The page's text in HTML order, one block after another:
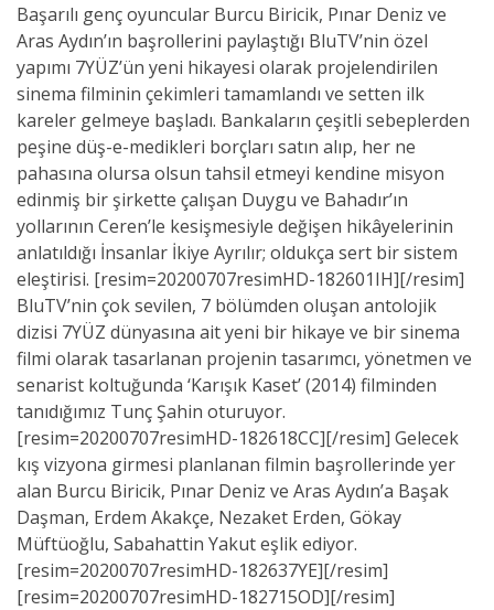
Başarılı genç oyuncular Burcu Biricik, Pınar Deniz ve
Aras Aydın’ın başrollerini paylaştığı BluTV’nin özel
yapımı 7YÜZ’ün yeni hikayesi olarak projelendirilen
sinema filminin çekimleri tamamlandı ve setten ilk
kareler gelmeye başladı. Bankaların çeşitli sebeplerden
peşine düş-e-medikleri borçları satın alıp, her ne
pahasına olursa olsun tahsil etmeyi kendine misyon
edinmiş bir şirkette çalışan Duygu ve Bahadır’ın
yollarının Ceren’le kesişmesiyle değişen hikâyelerinin
anlatıldığı İnsanlar İkiye Ayrılır; oldukça sert bir sistem
eleştirisi. [resim=20200707resimHD-182601IH][/resim]
BluTV’nin çok sevilen, 7 bölümden oluşan antolojik
dizisi 7YÜZ dünyasına ait yeni bir hikaye ve bir sinema
filmi olarak tasarlanan projenin tasarımcı, yönetmen ve
senarist koltuğunda ‘Karışık Kaset’ (2014) filminden
tanıdığımız Tunç Şahin oturuyor.
[resim=20200707resimHD-182618CC][/resim] Gelecek
kış vizyona girmesi planlanan filmin başrollerinde yer
alan Burcu Biricik, Pınar Deniz ve Aras Aydın’a Başak
Daşman, Erdem Akakçe, Nezaket Erden, Gökay
Müftüoğlu, Sabahattin Yakut eşlik ediyor.
[resim=20200707resimHD-182637YE][/resim]
[resim=20200707resimHD-182715OD][/resim]